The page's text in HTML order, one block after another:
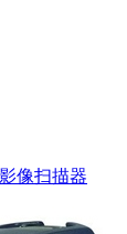
像扫描器